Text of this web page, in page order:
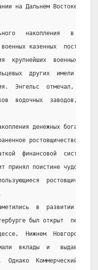
на Дальнем Востоке
накопления   в
военных казенных
крупнейших  военных
других  имели
Энгельс  отмечал,   что
водочных  заводов,
денежных богатств
ростовщичество и
финансовой  системы
принял поистине
в  развитии
был открыт  первый
Нижнем  Новгороде,
вклады  и   выдавали
Однако  Коммерческий